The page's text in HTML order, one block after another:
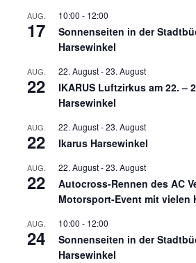
AUG.
17
10:00 - 12:00
Sonnenseiten in der
Harsewinkel
AUG.
22
22. August-23. August
IKARUS Luftzirkus am 22. –
Harsewinkel
AUG.
22
22. August-23. August
Ikarus Harsewinkel
AUG.
22
22. August-23. August
Autocross-Rennen des AC
Motorsport-Event mit vielen
AUG.
24
10:00 - 12:00
Sonnenseiten in der
Harsewinkel